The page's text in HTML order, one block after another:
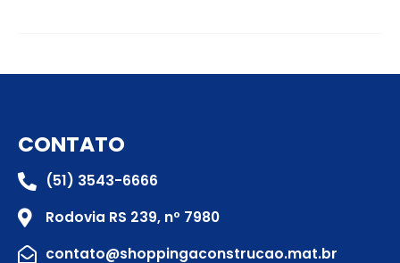
CONTATO
(51) 3543-6666
Rodovia RS 239, nº 7980
contato@shoppingaconstrucao.mat.br